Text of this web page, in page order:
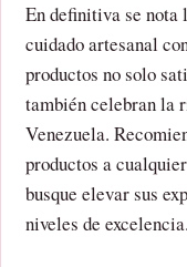
En definitiva se nota
cuidado artesanal
productos no solo
también celebran la
Venezuela.
productos a
busque elevar sus
niveles de excelencia.